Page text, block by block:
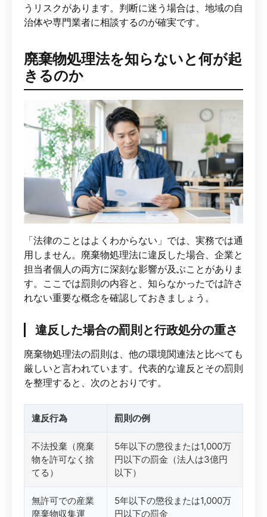
うリスクがあります。判断に迷う場合は、地域の自
治体や専門業者に相談するのが確実です。
廃棄物処理法を知らないと何が起
きるのか
「法律のことはよくわからない」では、実務では通
用しません。廃棄物処理法に違反した場合、企業と
担当者個人の両方に深刻な影響が及ぶことがありま
す。ここでは罰則の内容と、知らなかったでは許さ
れない重要な概念を確認しておきましょう。
違反した場合の罰則と行政処分の重さ
廃棄物処理法の罰則は、他の環境関連法と比べても
厳しいと言われています。代表的な違反とその罰則
を整理すると、次のとおりです。
違反行為 罰則の例
不法投棄（廃棄
物を許可なく捨
てる）
5年以下の懲役または1,000万
円以下の罰金（法人は3億円
以下）
無許可での産業
廃棄物収集運
5年以下の懲役または1,000万
円以下の罰金